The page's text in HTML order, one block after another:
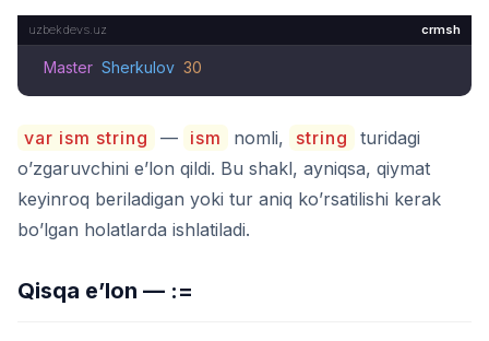
crmsh
Master Sherkulov 30
var ism string — ism nomli, string
turidagi
o’zgaruvchini e’lon qildi. Bu shakl, ayniqsa, qiymat
keyinroq beriladigan yoki tur aniq ko’rsatilishi kerak
bo’lgan holatlarda ishlatiladi.
Qisqa e’lon — :=